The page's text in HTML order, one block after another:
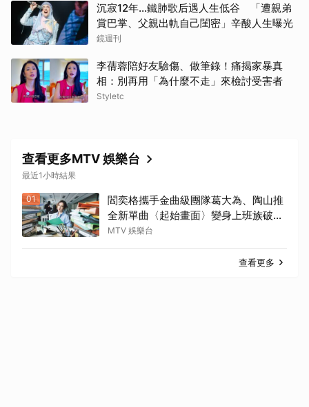
沉寂12年…鐵肺歌后遇人生低谷 「遭親弟
賞巴掌、父親出軌自己閨密」辛酸人生曝光
鏡週刊
李蒨蓉陪好友驗傷、做筆錄！痛揭家暴真
相：別再用「為什麼不走」來檢討受害者
Styletc
查看更多MTV 娛樂台
最近1小時結果
01
閻奕格攜手金曲級團隊葛大為、陶山推
全新單曲〈起始畫面〉變身上班族破關
冒險
MTV 娛樂台
查看更多